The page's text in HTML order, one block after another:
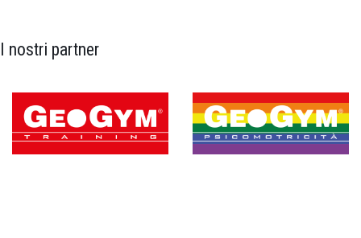
I nostri partner